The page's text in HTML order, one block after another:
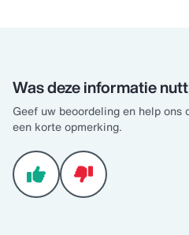
Was deze informatie
Geef uw beoordeling en help ons
een korte opmerking.